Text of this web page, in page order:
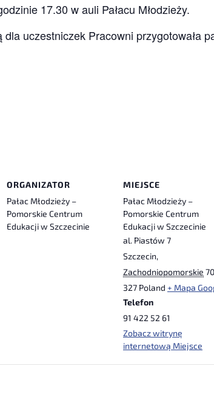
17.30 w auli Pałacu Młodzieży.
uczestniczek Pracowni przygotowała
ORGANIZATOR
Pałac Młodzieży –
Pomorskie Centrum
Edukacji w Szczecinie
MIEJSCE
Pałac Młodzieży –
Pomorskie Centrum
Edukacji w Szczecinie
al. Piastów 7
Szczecin,
Zachodniopomorskie
327 Poland + Mapa
Telefon
91 422 52 61
Zobacz witrynę
internetową Miejsce